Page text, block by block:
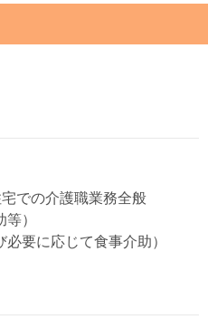
での介護職業務全般
）
要に応じて食事介助）